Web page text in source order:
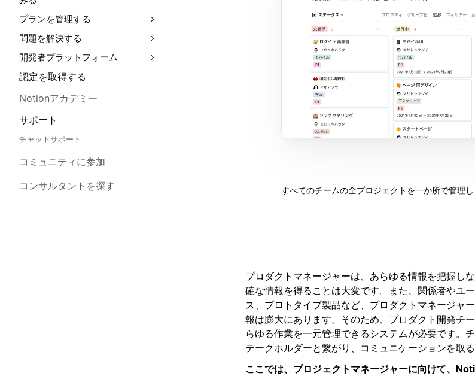
プランを管理する
問題を解決する
開発者プラットフォーム
認定を取得する
Notionアカデミー
サポート
チャットサポート
コミュニティに参加
コンサルタントを探す
すべてのチームの全プロジェクトを一か所で管理し
プロダクトマネージャーは、あらゆる情報を把握し
確な情報を得ることは大変です。また、関係者やユ
ス、プロトタイプ製品など、プロダクトマネージャ
報は膨大にあります。そのため、プロダクト開発チ
らゆる作業を一元管理できるシステムが必要です。
テークホルダーと繋がり、コミュニケーションを取
ここでは、プロジェクトマネージャーに向けて、